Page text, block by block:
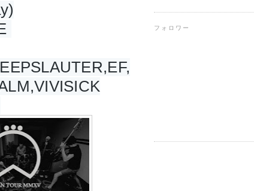
フォロワー